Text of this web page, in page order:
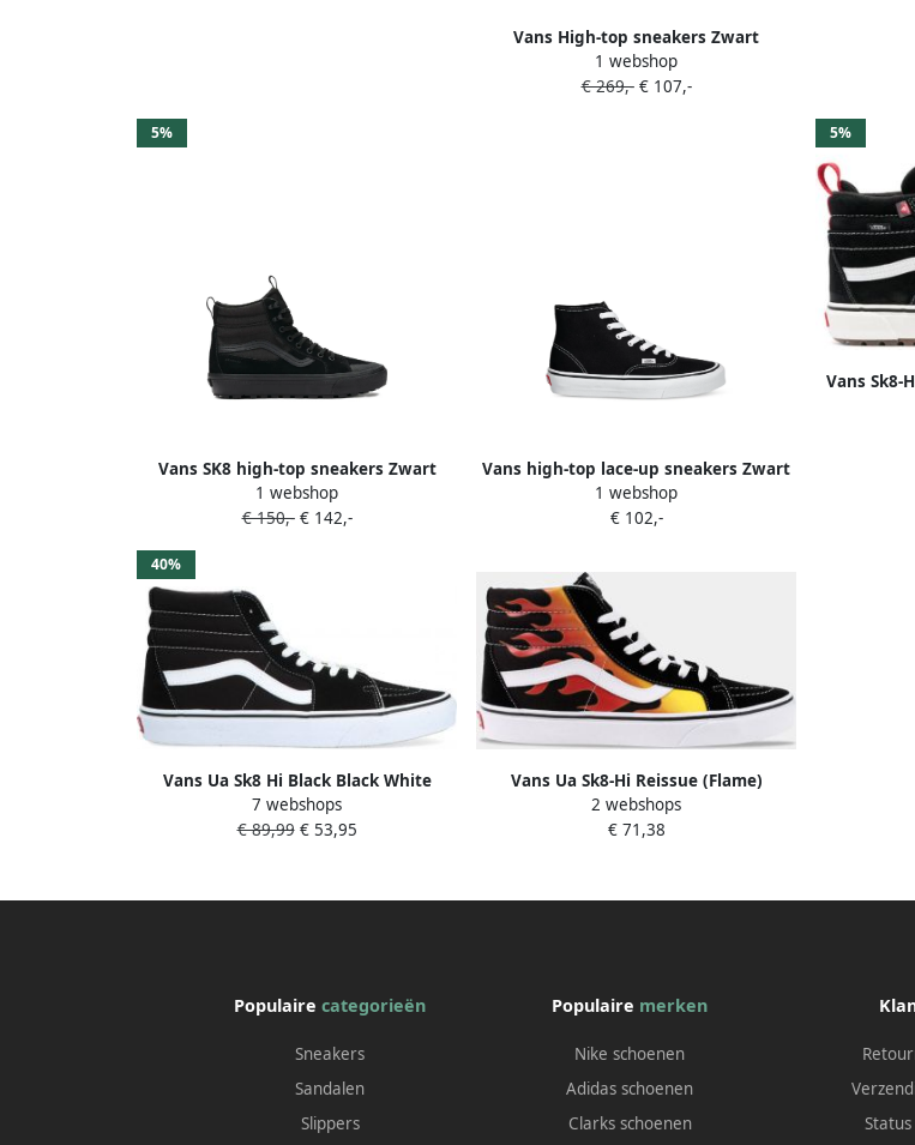
Vans High-top sneakers Zwart
1 webshop
€ 269,-€ 107,-
5%
Vans SK8 high-top sneakers Zwart
1 webshop
€ 150,-€ 142,-
Vans high-top lace-up sneakers Zwart
1 webshop
€ 102,-
5%
Vans Sk8-
40%
Vans Ua Sk8 Hi Black Black White
Schoenmaat 38 1 2 Sneakers VD5IB8C
7 webshops
€ 89,99€ 53,95
Vans Ua Sk8-Hi Reissue (Flame)
(Flame)Black Black Tr Wht
2 webshops
€ 71,38
Populairecategorieën
Sneakers
Sandalen
Slippers
Populaire merken
Nike schoenen
Adidas schoenen
Clarks schoenen